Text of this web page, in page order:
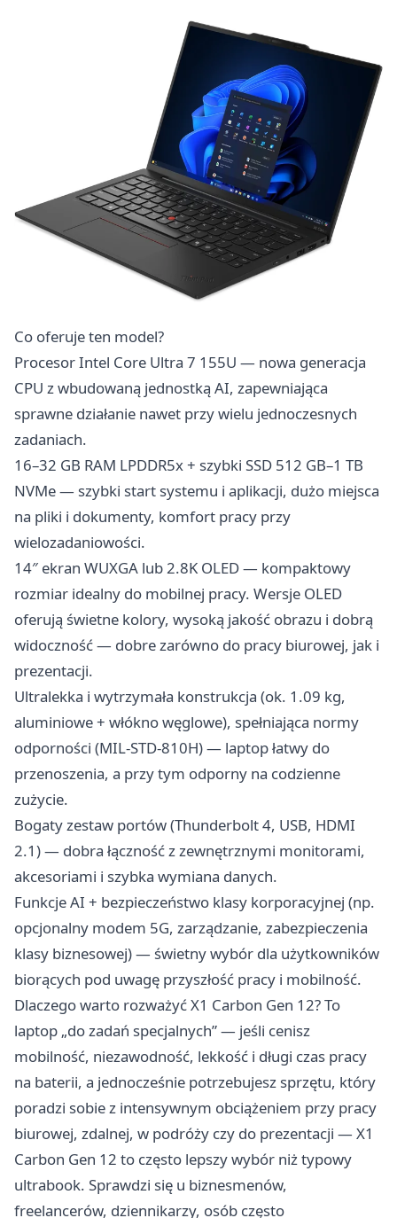
Co oferuje ten model?
Procesor Intel Core Ultra 7 155U — nowa generacja
CPU z wbudowaną jednostką AI, zapewniająca
sprawne działanie nawet przy wielu jednoczesnych
zadaniach.
16–32 GB RAM LPDDR5x + szybki SSD 512 GB–1 TB
NVMe — szybki start systemu i aplikacji, dużo miejsca
na pliki i dokumenty, komfort pracy przy
wielozadaniowości.
14″ ekran WUXGA lub 2.8K OLED — kompaktowy
rozmiar idealny do mobilnej pracy. Wersje OLED
oferują świetne kolory, wysoką jakość obrazu i dobrą
widoczność — dobre zarówno do pracy biurowej, jak i
prezentacji.
Ultralekka i wytrzymała konstrukcja (ok. 1.09 kg,
aluminiowe + włókno węglowe), spełniająca normy
odporności (MIL-STD-810H) — laptop łatwy do
przenoszenia, a przy tym odporny na codzienne
zużycie.
Bogaty zestaw portów (Thunderbolt 4, USB, HDMI
2.1) — dobra łączność z zewnętrznymi monitorami,
akcesoriami i szybka wymiana danych.
Funkcje AI + bezpieczeństwo klasy korporacyjnej (np.
opcjonalny modem 5G, zarządzanie, zabezpieczenia
klasy biznesowej) — świetny wybór dla użytkowników
biorących pod uwagę przyszłość pracy i mobilność.
Dlaczego warto rozważyć X1 Carbon Gen 12? To
laptop „do zadań specjalnych” — jeśli cenisz
mobilność, niezawodność, lekkość i długi czas pracy
na baterii, a jednocześnie potrzebujesz sprzętu, który
poradzi sobie z intensywnym obciążeniem przy pracy
biurowej, zdalnej, w podróży czy do prezentacji — X1
Carbon Gen 12 to często lepszy wybór niż typowy
ultrabook. Sprawdzi się u biznesmenów,
freelancerów, dziennikarzy, osób często